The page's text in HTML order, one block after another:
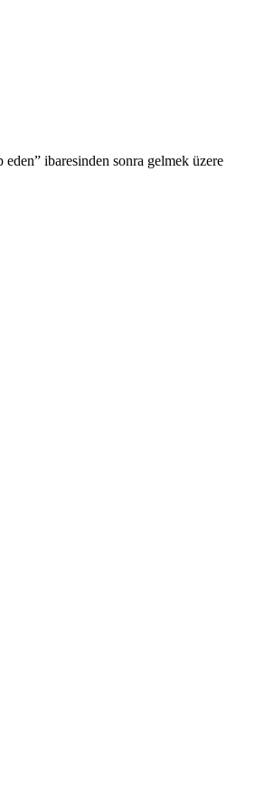
ibaresinden sonra gelmek üzere